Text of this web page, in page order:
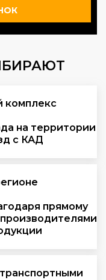
на территории
с КАД
прямому